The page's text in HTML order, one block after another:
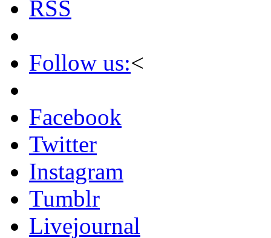
RSS
Follow us:<
Facebook
Twitter
Instagram
Tumblr
Livejournal